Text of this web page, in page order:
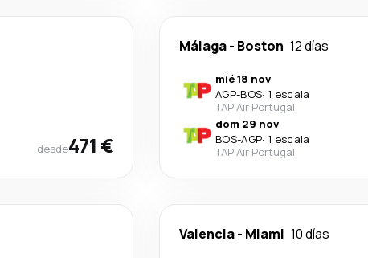
desde471 €
Málaga- Boston 12 días
mié 18 nov
AGP-BOS· 1 escala
TAP Air Portugal
dom 29 nov
BOS-AGP· 1 escala
TAP Air Portugal
Valencia- Miami 10 días